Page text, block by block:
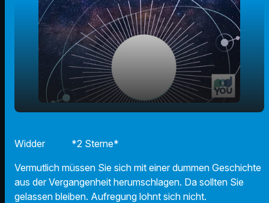
play_arrow
Widder *2 Sterne*
Vermutlich müssen Sie sich mit einer dummen Geschichte
aus der Vergangenheit herumschlagen. Da sollten Sie
gelassen bleiben. Aufregung lohnt sich nicht.